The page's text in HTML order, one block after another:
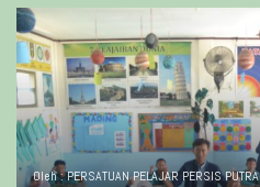
Oleh : PERSATUAN PELAJAR PERSIS PUTRA